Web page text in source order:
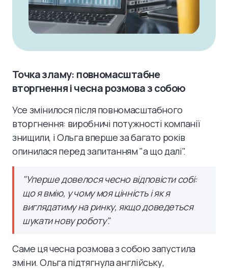
Точка зламу: повномасштабне
вторгнення і чесна розмова з собою
Усе змінилося після повномасштабного
вторгнення: виробничі потужності компанії
знищили, і Ольга вперше за багато років
опинилася перед запитанням "а що далі".
"Уперше довелося чесно відповісти собі:
що я вмію, у чому моя цінність і як я
виглядатиму на ринку, якщо доведеться
шукати нову роботу".
Саме ця чесна розмова з собою запустила
зміни. Ольга підтягнула англійську,